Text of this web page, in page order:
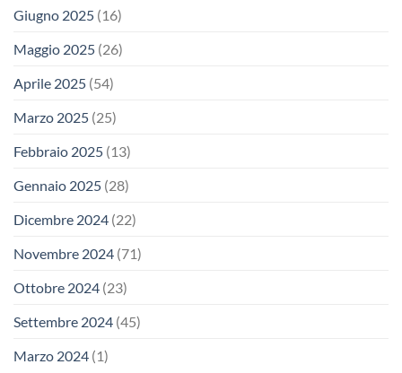
Giugno 2025 (16)
Maggio 2025 (26)
Aprile 2025 (54)
Marzo 2025 (25)
Febbraio 2025 (13)
Gennaio 2025 (28)
Dicembre 2024 (22)
Novembre 2024 (71)
Ottobre 2024 (23)
Settembre 2024 (45)
Marzo 2024 (1)